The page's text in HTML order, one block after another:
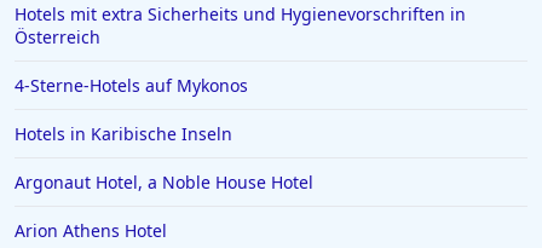
Hotels mit extra Sicherheits und Hygienevorschriften in
Österreich
4-Sterne-Hotels auf Mykonos
Hotels in Karibische Inseln
Argonaut Hotel, a Noble House Hotel
Arion Athens Hotel